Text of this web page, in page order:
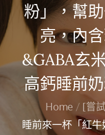
粉」，幫
亮，內
&GABA玄
高鈣睡前
Home
[嘗
睡前來一杯「紅